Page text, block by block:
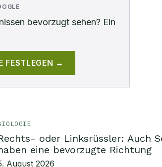
bevorzugt sehen? Ein
FESTLEGEN →
oder Linksrüssler: Auch
eine bevorzugte Richtung
August 2026